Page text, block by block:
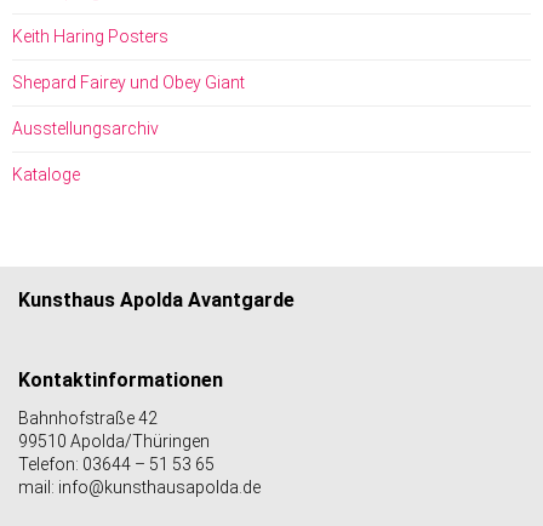
Keith Haring Posters
Shepard Fairey und Obey Giant
Ausstellungsarchiv
Kataloge
Kunsthaus Apolda Avantgarde
Kontaktinformationen
Bahnhofstraße 42
99510 Apolda/Thüringen
Telefon: 03644 – 51 53 65
mail: info@kunsthausapolda.de